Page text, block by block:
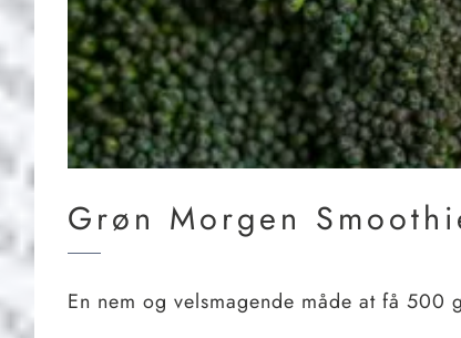
Grøn Morgen
En nem og velsmagende måde at få 500